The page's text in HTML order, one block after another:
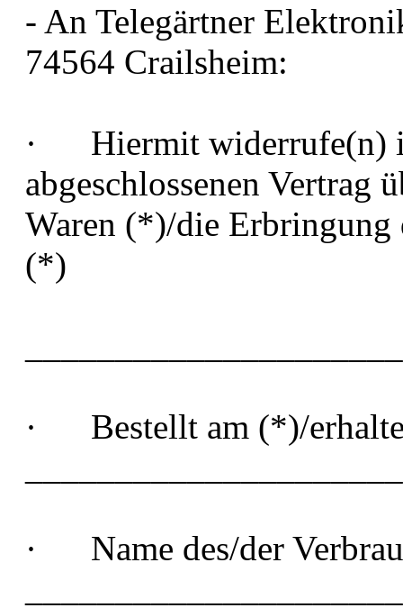
- An Telegärtner
74564 Crailsheim:
· Hiermit widerrufe(n)
abgeschlossenen Vertrag
Waren (*)/die Erbringung
(*)
· Bestellt am (*)/
· Name des/der